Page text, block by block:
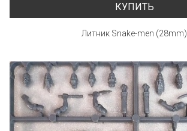
КУПИТЬ
Литник Snake-men (28mm)